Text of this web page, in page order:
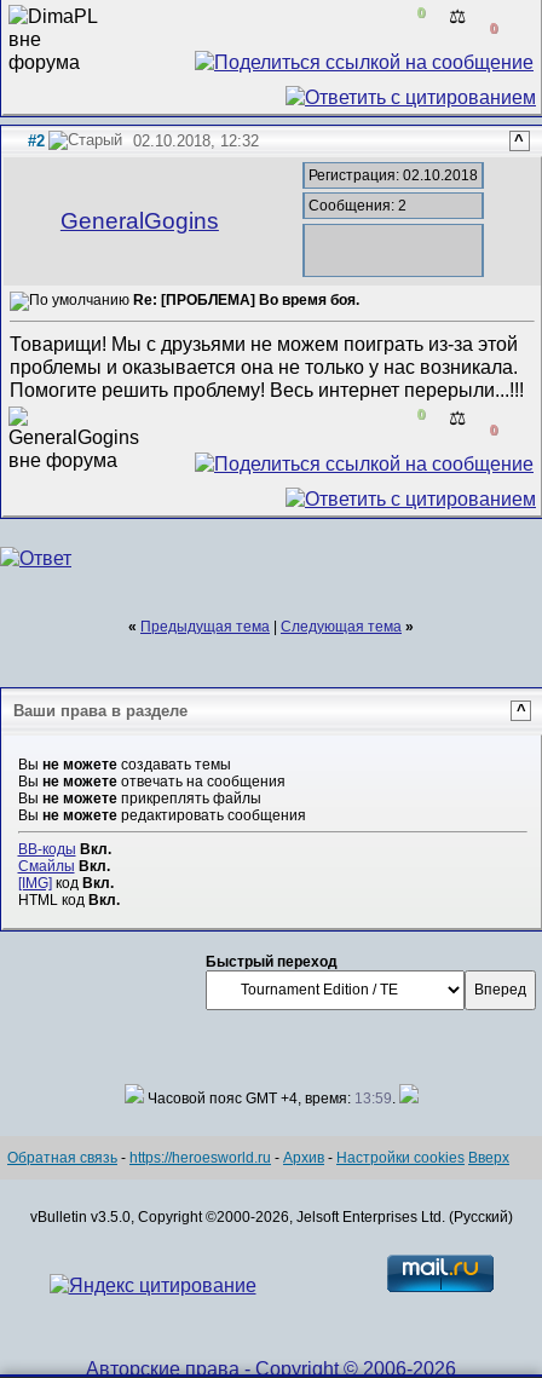
0 ⚖️
0
#2 02.10.2018, 12:32 ^
GeneralGogins
Регистрация: 02.10.2018
Сообщения: 2
Re: [ПРОБЛЕМА] Во время боя.
Товарищи! Мы с друзьями не можем поиграть из-за этой
проблемы и оказывается она не только у нас возникала.
Помогите решить проблему! Весь интернет перерыли...!!!
0 ⚖️
0
« Предыдущая тема Следующая тема »
Ваши права в разделе ^
Вы не можетесоздавать темы
Вы не можетеотвечать на сообщения
Вы не можетеприкреплять файлы
Вы не можетередактировать сообщения
BB-коды Вкл.
Смайлы Вкл.
[IMG]код Вкл.
HTML код Вкл.
Быстрый переход
Часовой пояс GMT +4, время: 13:59.
Обратная связь - https://heroesworld.ru - Архив - Настройки cookies Вверх
vBulletin v3.5.0, Copyright ©2000-2026, Jelsoft Enterprises Ltd. (Русский)
Авторские права - Copyright © 2006-2026